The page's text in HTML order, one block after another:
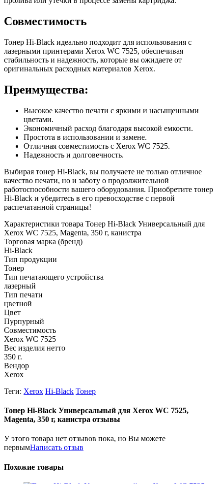
Совместимость
Тонер Hi-Black идеально подходит для использования с
лазерными принтерами Xerox WC 7525, обеспечивая
стабильность и надежность, которые вы ожидаете от
оригинальных расходных материалов Xerox.
Преимущества:
Высокое качество печати с яркими и насыщенными
цветами.
Экономичный расход благодаря высокой емкости.
Простота в использовании и замене.
Отличная совместимость с Xerox WC 7525.
Надежность и долговечность.
Выбирая тонер Hi-Black, вы получаете не только отличное
качество печати, но и заботу о продолжительной
работоспособности вашего оборудования. Приобретите тонер
Hi-Black и убедитесь в его превосходстве с первой
распечатанной страницы!
Характеристики товара Тонер Hi-Black Универсальный для
Xerox WC 7525, Magenta, 350 г, канистра
Торговая марка (бренд)
Hi-Black
Тип продукции
Тонер
Тип печатающего устройства
лазерный
Тип печати
цветной
Цвет
Пурпурный
Совместимость
Xerox WC 7525
Вес изделия нетто
350 г.
Вендор
Xerox
Теги: Xerox Hi-Black Тонер
Тонер Hi-Black Универсальный для Xerox WC 7525,
Magenta, 350 г, канистра отзывы
У этого товара нет отзывов пока, но Вы можете
первымНаписать отзыв
Похожие товары